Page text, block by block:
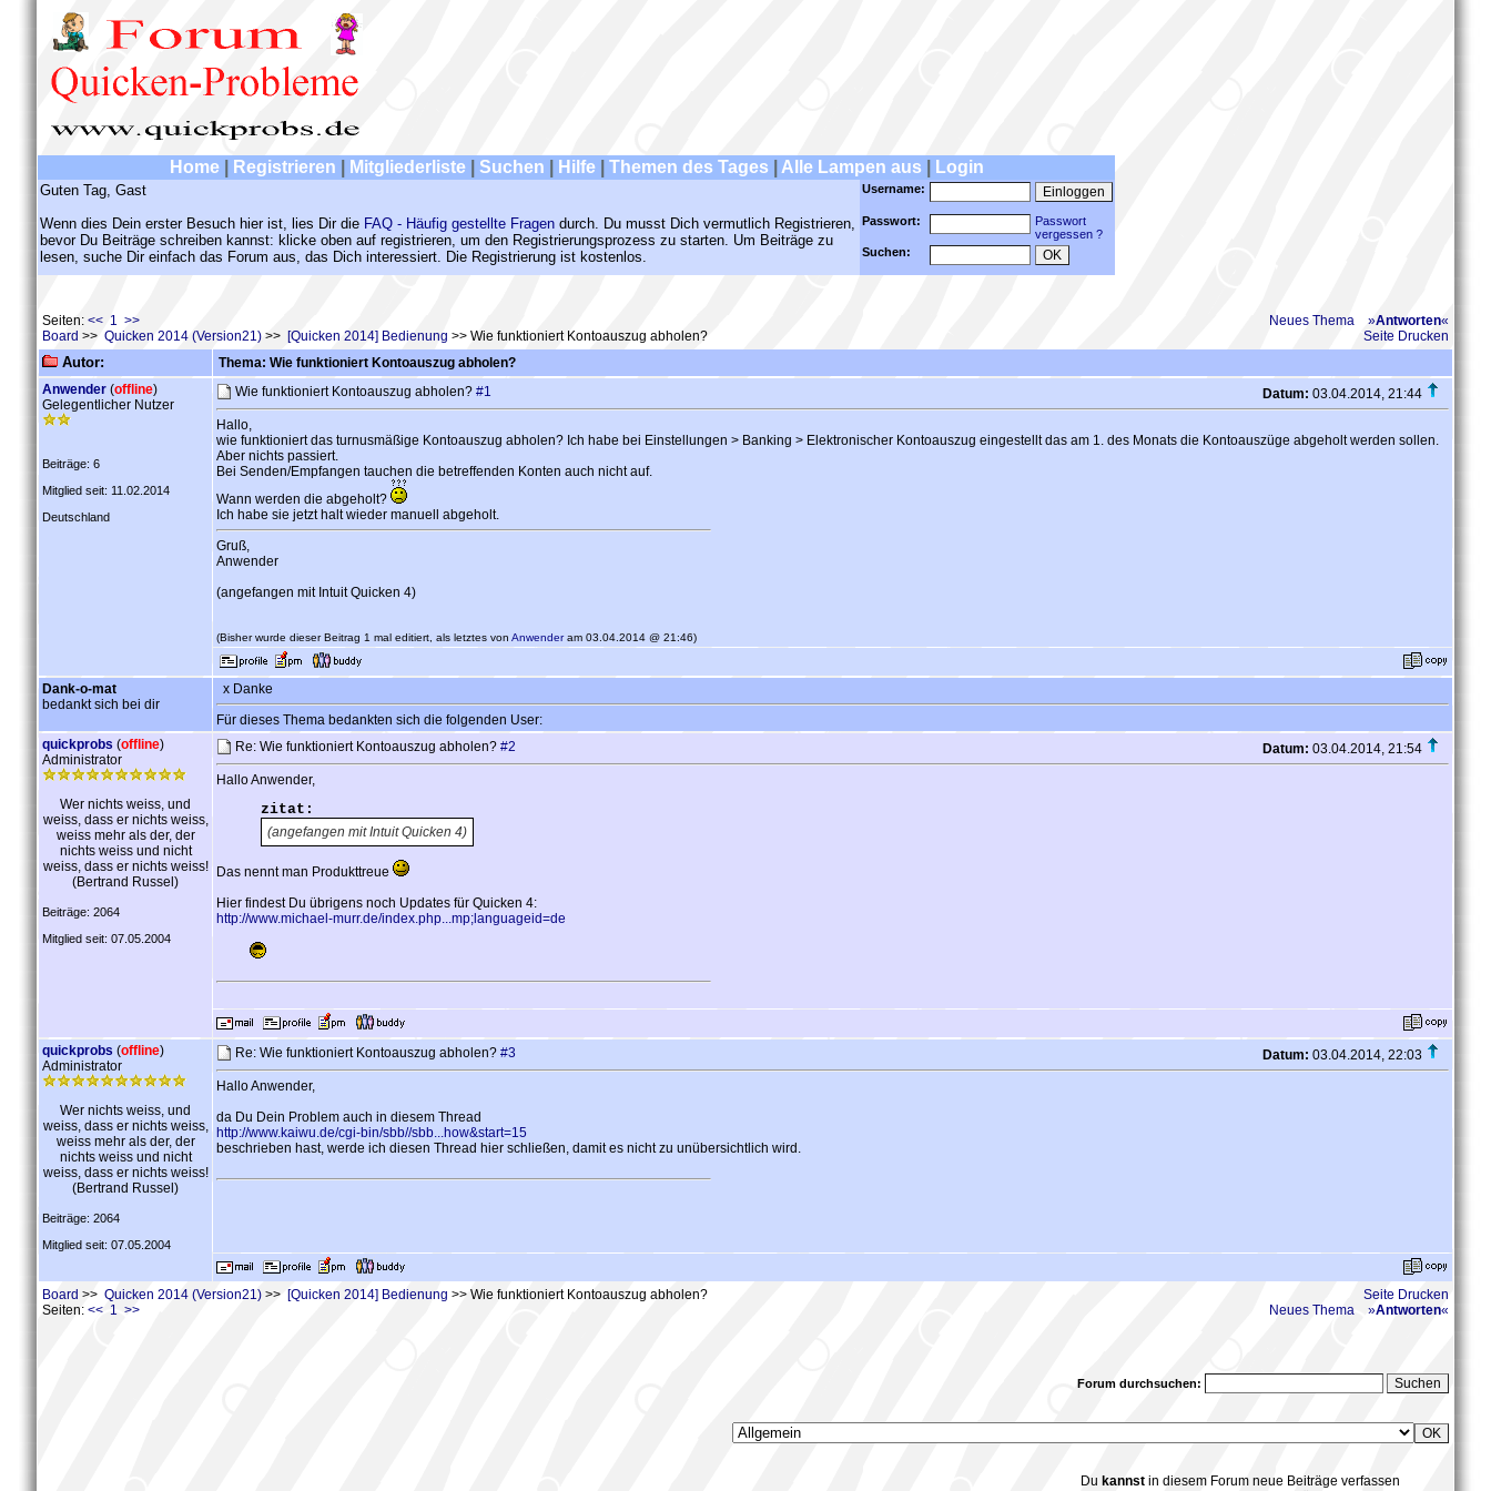
Home Registrieren Mitgliederliste Suchen Hilfe Themen des Tages Alle Lampen aus Login
Guten Tag, Gast
Wenn dies Dein erster Besuch hier ist, lies Dir die FAQ - Häufig gestellte Fragen durch. Du musst Dich vermutlich Registrieren,
bevor Du Beiträge schreiben kannst: klicke oben auf registrieren, um den Registrierungsprozess zu starten. Um Beiträge zu
lesen, suche Dir einfach das Forum aus, das Dich interessiert. Die Registrierung ist kostenlos.
Username:
Passwort:
Passwort
vergessen ?
Suchen:
Seiten: << 1 >>
Board >> Quicken 2014 (Version21) >> [Quicken 2014] Bedienung >> Wie funktioniert Kontoauszug abholen?
Neues Thema »Antworten«
Seite Drucken
Autor:
Thema: Wie funktioniert Kontoauszug abholen?
Anwender (offline)
Gelegentlicher Nutzer
Beiträge: 6
Mitglied seit: 11.02.2014
Deutschland
Wie funktioniert Kontoauszug abholen? #1 Datum: 03.04.2014, 21:44
Hallo,
wie funktioniert das turnusmäßige Kontoauszug abholen? Ich habe bei Einstellungen > Banking > Elektronischer Kontoauszug eingestellt das am 1. des Monats die Kontoauszüge abgeholt werden sollen.
Aber nichts passiert.
Bei Senden/Empfangen tauchen die betreffenden Konten auch nicht auf.
Wann werden die abgeholt?
Ich habe sie jetzt halt wieder manuell abgeholt.
Gruß,
Anwender
(angefangen mit Intuit Quicken 4)
(Bisher wurde dieser Beitrag 1 mal editiert, als letztes von Anwenderam 03.04.2014 @ 21:46)
Dank-o-mat
bedankt sich bei dir
x Danke
Für dieses Thema bedankten sich die folgenden User:
quickprobs (offline)
Administrator
Wer nichts weiss, und
weiss, dass er nichts weiss,
weiss mehr als der, der
nichts weiss und nicht
weiss, dass er nichts weiss!
(Bertrand Russel)
Beiträge: 2064
Mitglied seit: 07.05.2004
Re: Wie funktioniert Kontoauszug abholen? #2 Datum: 03.04.2014, 21:54
Hallo Anwender,
zitat:
(angefangen mit Intuit Quicken 4)
Das nennt man Produkttreue
Hier findest Du übrigens noch Updates für Quicken 4:
http://www.michael-murr.de/index.php...mp;languageid=de
quickprobs (offline)
Administrator
Wer nichts weiss, und
weiss, dass er nichts weiss,
weiss mehr als der, der
nichts weiss und nicht
weiss, dass er nichts weiss!
(Bertrand Russel)
Beiträge: 2064
Mitglied seit: 07.05.2004
Re: Wie funktioniert Kontoauszug abholen? #3 Datum: 03.04.2014, 22:03
Hallo Anwender,
da Du Dein Problem auch in diesem Thread
http://www.kaiwu.de/cgi-bin/sbb//sbb...how&start=15
beschrieben hast, werde ich diesen Thread hier schließen, damit es nicht zu unübersichtlich wird.
Board >> Quicken 2014 (Version21) >> [Quicken 2014] Bedienung >> Wie funktioniert Kontoauszug abholen?
Seiten: << 1 >>
Seite Drucken
Neues Thema
»Antworten«
Forum durchsuchen:
Du kannst in diesem Forum neue Beiträge verfassen